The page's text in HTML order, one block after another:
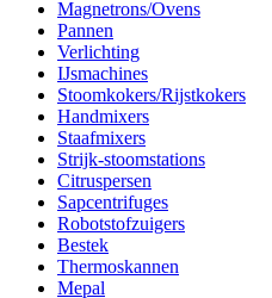
Magnetrons/Ovens
Pannen
Verlichting
IJsmachines
Stoomkokers/Rijstkokers
Handmixers
Staafmixers
Strijk-stoomstations
Citruspersen
Sapcentrifuges
Robotstofzuigers
Bestek
Thermoskannen
Mepal